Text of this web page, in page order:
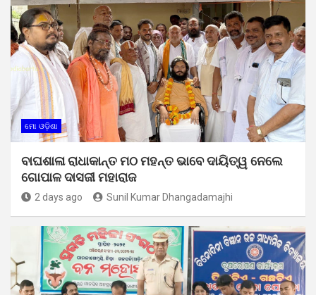
ମୋ ଓଡ଼ିଶା
ବାଘଶାଳା ରାଧାକାନ୍ତ ମଠ ମହନ୍ତ ଭାବେ ଦାୟିତ୍ୱ ନେଲେ
ଗୋପାଳ ଦାସଜୀ ମହାରାଜ
2 days ago Sunil Kumar Dhangadamajhi